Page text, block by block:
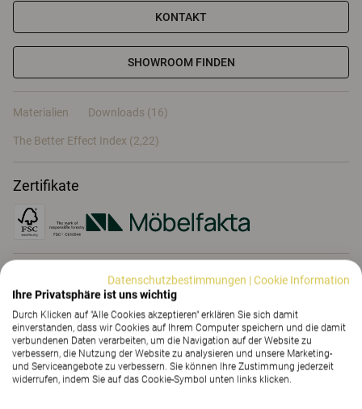
KONTAKT
SHOWROOM FINDEN
Materialien Downloads (16)
The Better Effect Index (2,22)
Zertifikate
Materialien
Downloads (16)
Datenschutzbestimmungen |Cookie Information
Ihre Privatsphäre ist uns wichtig
Durch Klicken auf "Alle Cookies akzeptieren" erklären Sie sich damit
einverstanden, dass wir Cookies auf Ihrem Computer speichern und die damit
verbundenen Daten verarbeiten, um die Navigation auf der Website zu
verbessern, die Nutzung der Website zu analysieren und unsere Marketing-
und Serviceangebote zu verbessern. Sie können Ihre Zustimmung jederzeit
widerrufen, indem Sie auf das Cookie-Symbol unten links klicken.